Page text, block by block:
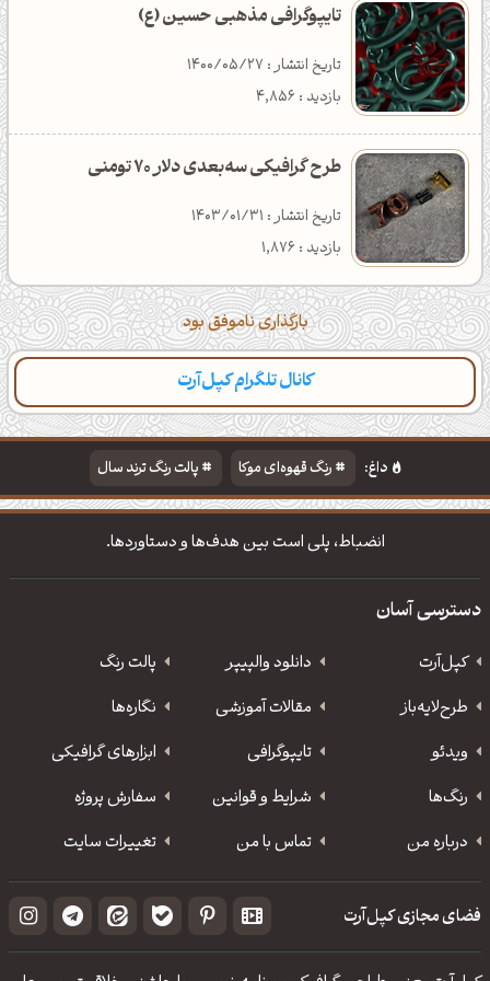
تایپوگرافی مذهبی حسین (ع)
تاریخ انتشار : 1400/05/27
بازدید : 4,856
طرح گرافیکی سه‌بعدی دلار 70 تومنی
تاریخ انتشار : 1403/01/31
بازدید : 1,876
بارگذاری ناموفق بود
کانال تلگرام کپل‌آرت
داغ: رنگ قهوه‌ای موکا
پالت رنگ ترند سال
دانلود والپیپر مذهبی
تایپوگرافی شعر مولانا
انضباط، پلی است بین هدف‌ها و دستاوردها.
دسترسی آسان
کپل‌آرت دانلود‌ والپیپر
پالت رنگ
طرح‌لایه‌باز
مقالات آموزشی
نگاره‌ها
ویدئو
‌تایپوگرافی
ابزارهای گرافیکی
رنگ‌ها
شرایط و قوانین
سفارش پروژه
درباره من
تماس با من تغییرات سایت
فضای مجازی کپل‌آرت